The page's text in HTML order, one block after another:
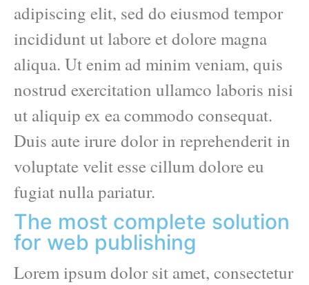
adipiscing elit, sed do eiusmod tempor
incididunt ut labore et dolore magna
aliqua. Ut enim ad minim veniam, quis
nostrud exercitation ullamco laboris nisi
ut aliquip ex ea commodo consequat.
Duis aute irure dolor in reprehenderit in
voluptate velit esse cillum dolore eu
fugiat nulla pariatur.
The most complete solution
for web publishing
Lorem ipsum dolor sit amet, consectetur